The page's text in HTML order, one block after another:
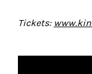
Tickets: